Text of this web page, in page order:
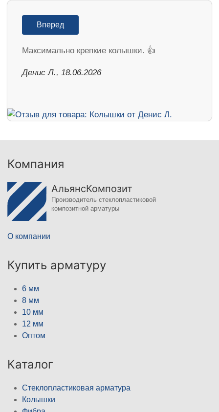
Вперед
Максимально крепкие колышки. 👍
Денис Л., 18.06.2026
Компания
АльянсКомпозит
Производитель стеклопластиковой
композитной арматуры
О компании
Купить арматуру
6 мм
8 мм
10 мм
12 мм
Оптом
Каталог
Стеклопластиковая арматура
Колышки